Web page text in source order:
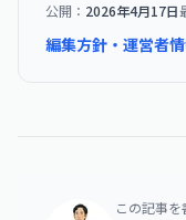
公開： 2026年4月17日
編集方針・運営者
この記事を